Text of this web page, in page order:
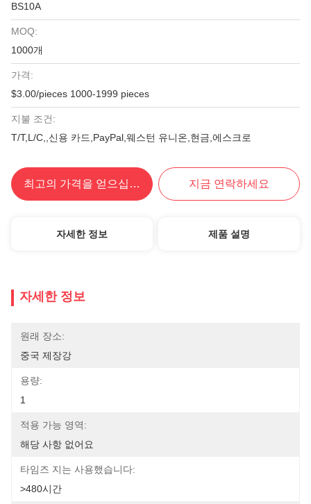
BS10A
MOQ:
1000개
가격:
$3.00/pieces 1000-1999 pieces
지불 조건:
T/T,L/C,,신용 카드,PayPal,웨스턴 유니온,현금,에스크로
최고의 가격을 얻으십시오 지금 연락하세요
자세한 정보 제품 설명
자세한 정보
원래 장소:
중국 제장강
용량:
1
적용 가능 영역:
해당 사항 없어요
타임즈 지는 사용했습니다:
>480시간